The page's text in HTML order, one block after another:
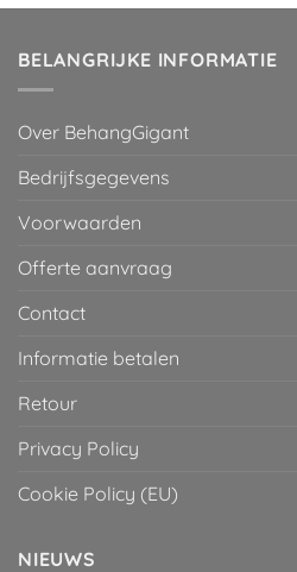
€ 29,95.€ 2,00.
BELANGRIJKE INFORMATIE
Over BehangGigant
Bedrijfsgegevens
Voorwaarden
Offerte aanvraag
Contact
Informatie betalen
Retour
Privacy Policy
Cookie Policy (EU)
NIEUWS